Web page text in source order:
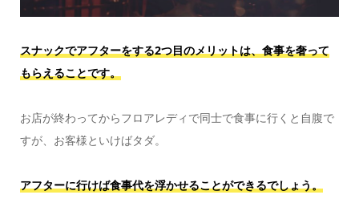
スナックでアフターをする2つ目のメリットは、食事を奢って
もらえることです。
お店が終わってからフロアレディで同士で食事に行くと自腹で
すが、お客様といけばタダ。
アフターに行けば食事代を浮かせることができるでしょう。